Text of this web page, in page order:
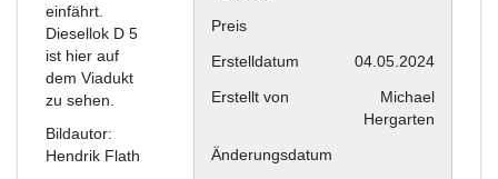
einfährt.
Diesellok D 5
ist hier auf
dem Viadukt
zu sehen.
Bildautor:
Hendrik Flath
Preis
Erstelldatum
04.05.2024
Erstellt von
Michael
Hergarten
Änderungsdatum